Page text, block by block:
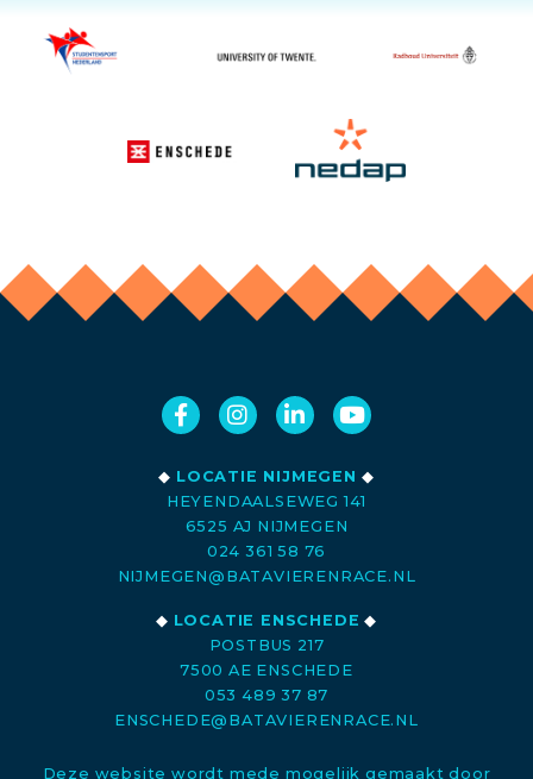
◆ LOCATIE NIJMEGEN ◆
HEYENDAALSEWEG 141
6525 AJ NIJMEGEN
024 361 58 76
NIJMEGEN@BATAVIERENRACE.NL
◆ LOCATIE ENSCHEDE ◆
POSTBUS 217
7500 AE ENSCHEDE
053 489 37 87
ENSCHEDE@BATAVIERENRACE.NL
Deze website wordt mede mogelijk gemaakt door